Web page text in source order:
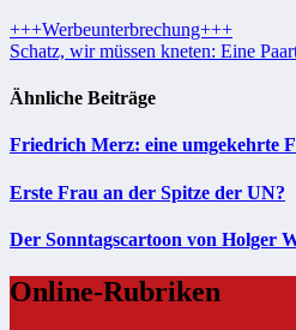
Beitragsnavigation
+++Werbeunterbrechung+++
Schatz, wir müssen kneten: Eine
Ähnliche Beiträge
Friedrich Merz: eine umgekehrte
Erste Frau an der Spitze der UN?
Der Sonntagscartoon von Holger
Online-Rubriken